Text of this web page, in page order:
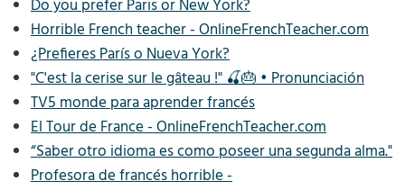
Do you prefer Paris or New York?
Horrible French teacher - OnlineFrenchTeacher.com
¿Prefieres París o Nueva York?
"C'est la cerise sur le gâteau !" 🍒🎂 • Pronunciación
TV5 monde para aprender francés
El Tour de France - OnlineFrenchTeacher.com
“Saber otro idioma es como poseer una segunda alma."
Profesora de francés horrible -